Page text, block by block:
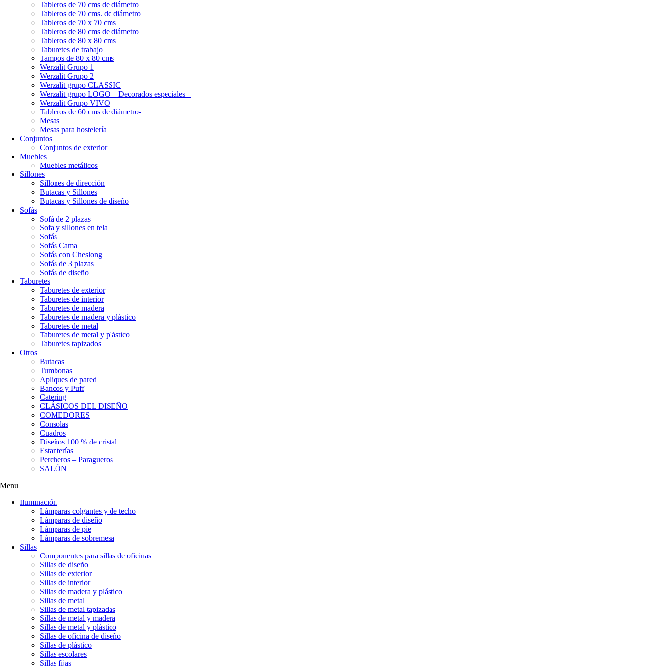
Tableros de 70 cms de diámetro
Tableros de 70 cms. de diámetro
Tableros de 70 x 70 cms
Tableros de 80 cms de diámetro
Tableros de 80 x 80 cms
Taburetes de trabajo
Tampos de 80 x 80 cms
Werzalit Grupo 1
Werzalit Grupo 2
Werzalit grupo CLASSIC
Werzalit grupo LOGO – Decorados especiales –
Werzalit Grupo VIVO
Tableros de 60 cms de diámetro-
Mesas
Mesas para hostelería
Conjuntos
Conjuntos de exterior
Muebles
Muebles metálicos
Sillones
Sillones de dirección
Butacas y Sillones
Butacas y Sillones de diseño
Sofás
Sofá de 2 plazas
Sofa y sillones en tela
Sofás
Sofás Cama
Sofás con Cheslong
Sofás de 3 plazas
Sofás de diseño
Taburetes
Taburetes de exterior
Taburetes de interior
Taburetes de madera
Taburetes de madera y plástico
Taburetes de metal
Taburetes de metal y plástico
Taburetes tapizados
Otros
Butacas
Tumbonas
Apliques de pared
Bancos y Puff
Catering
CLÁSICOS DEL DISEÑO
COMEDORES
Consolas
Cuadros
Diseños 100 % de cristal
Estanterías
Percheros – Paragueros
SALÓN
Menu
Iluminación
Lámparas colgantes y de techo
Lámparas de diseño
Lámparas de pie
Lámparas de sobremesa
Sillas
Componentes para sillas de oficinas
Sillas de diseño
Sillas de exterior
Sillas de interior
Sillas de madera y plástico
Sillas de metal
Sillas de metal tapizadas
Sillas de metal y madera
Sillas de metal y plástico
Sillas de oficina de diseño
Sillas de plástico
Sillas escolares
Sillas fijas